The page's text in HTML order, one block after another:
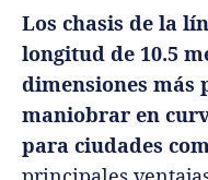
Los chasis de la
longitud de 10.5
dimensiones más
maniobrar en
para ciudades